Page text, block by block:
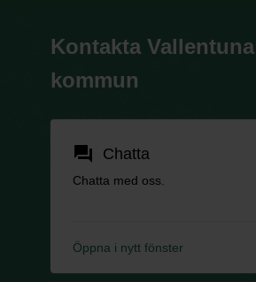
Kontakta Vallentuna
kommun
forum Chatta
Chatta med oss.
Öppna i nytt fönster